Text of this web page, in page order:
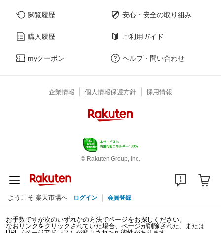
閲覧履歴
購入履歴
myクーポン
安心・安全の取り組み
ご利用ガイド
ヘルプ・問い合わせ
企業情報 個人情報保護方針 採用情報
© Rakuten Group, Inc.
ようこそ 楽天市場へ ログイン 会員登録
お手数ですが次のいずれかの方法でページをお探しください。
なおリンクをクリックされていた場合、ページが削除された、または